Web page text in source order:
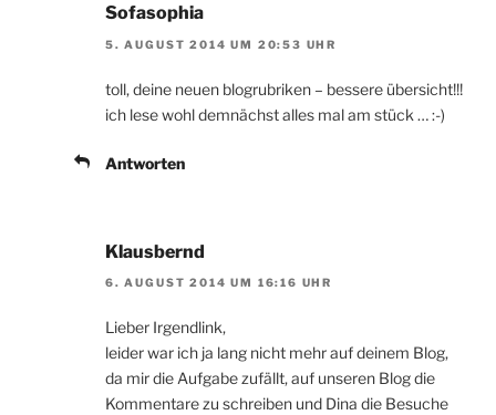
Sofasophia
5. AUGUST 2014 UM 20:53 UHR
toll, deine neuen blogrubriken – bessere übersicht!!!
ich lese wohl demnächst alles mal am stück … :-)
Antworten
Klausbernd
6. AUGUST 2014 UM 16:16 UHR
Lieber Irgendlink,
leider war ich ja lang nicht mehr auf deinem Blog,
da mir die Aufgabe zufällt, auf unseren Blog die
Kommentare zu schreiben und Dina die Besuche